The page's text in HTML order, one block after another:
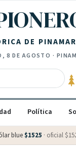
DE PINAMAR
8 DE AGOSTO ·
Política
blue $1525 · oficial $